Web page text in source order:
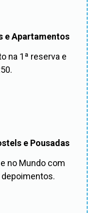
e Apartamentos
na 1ª reserva e
e Pousadas
no Mundo com